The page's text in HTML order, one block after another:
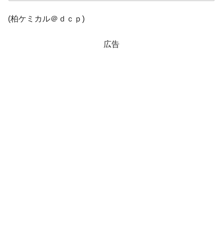
業績「史上最高益」当期純利益は前年同期比13.4倍に。
機 ⇒ 10.7兆では損が出るからできない。
(柏ケミカル＠ｄｃｐ)
広告